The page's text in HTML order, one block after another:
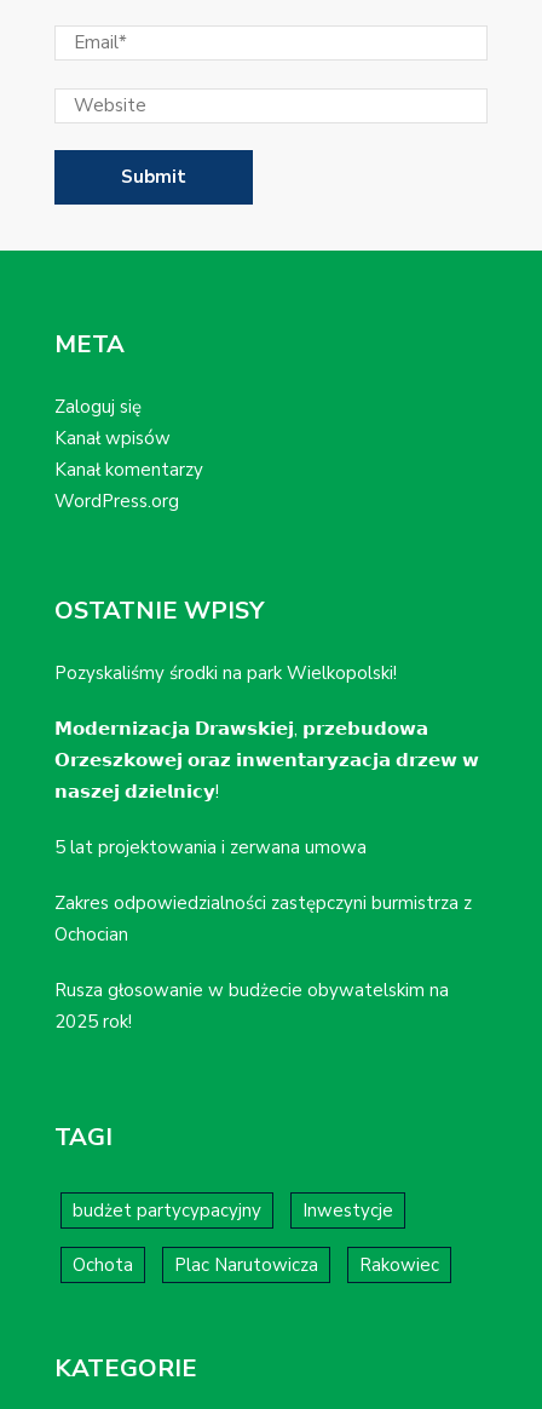
META
Zaloguj się
Kanał wpisów
Kanał komentarzy
WordPress.org
OSTATNIE WPISY
Pozyskaliśmy środki na park Wielkopolski!
𝗠𝗼𝗱𝗲𝗿𝗻𝗶𝘇𝗮𝗰𝗷𝗮 𝗗𝗿𝗮𝘄𝘀𝗸𝗶𝗲𝗷, 𝗽𝗿𝘇𝗲𝗯𝘂𝗱𝗼𝘄𝗮
𝗢𝗿𝘇𝗲𝘀𝘇𝗸𝗼𝘄𝗲𝗷 𝗼𝗿𝗮𝘇 𝗶𝗻𝘄𝗲𝗻𝘁𝗮𝗿𝘆𝘇𝗮𝗰𝗷𝗮 𝗱𝗿𝘇𝗲𝘄 𝘄
𝗻𝗮𝘀𝘇𝗲𝗷 𝗱𝘇𝗶𝗲𝗹𝗻𝗶𝗰𝘆!
5 lat projektowania i zerwana umowa
Zakres odpowiedzialności zastępczyni burmistrza z
Ochocian
Rusza głosowanie w budżecie obywatelskim na
2025 rok!
TAGI
budżet partycypacyjny Inwestycje
Ochota Plac Narutowicza Rakowiec
KATEGORIE